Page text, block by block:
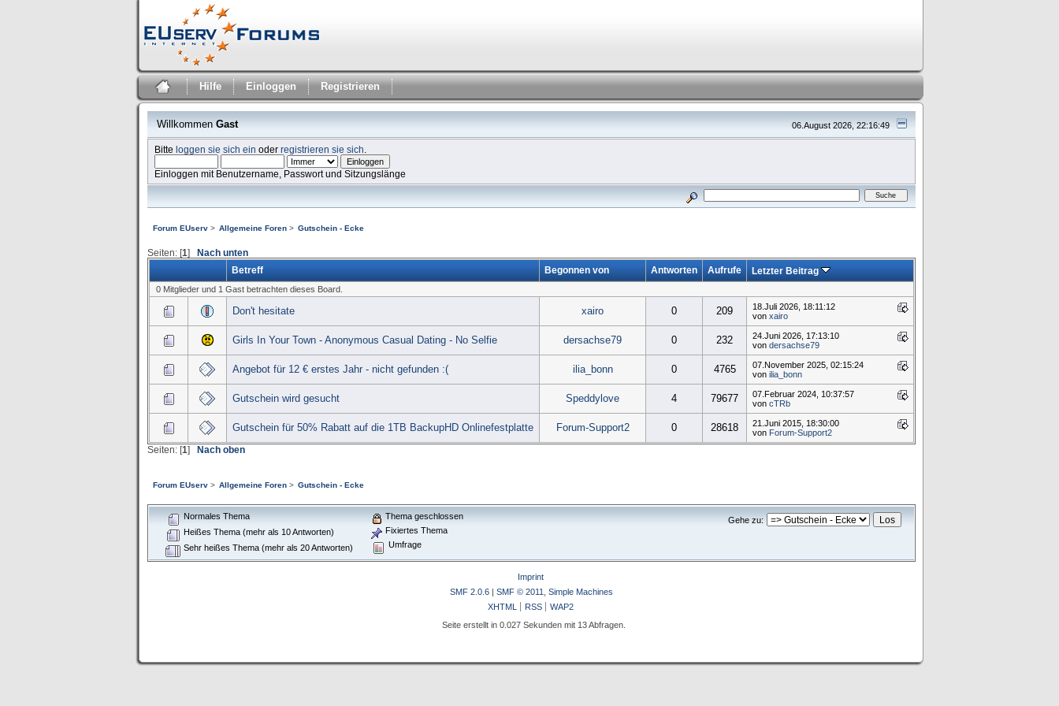
Hilfe Einloggen Registrieren
06.August 2026, 22:16:49
Willkommen Gast
Bitteloggen sie sich ein oderregistrieren sie sich
Einloggen mit Benutzername, Passwort und Sitzungslänge
Forum EUserv> Allgemeine Foren> Gutschein - Ecke
Seiten: [1]
Nach unten
Betreff
Begonnen von Antworten Aufrufe Letzter Beitrag
0 Mitglieder und 1 Gast betrachten dieses Board.
Don't hesitate xairo 0 209
18.Juli 2026, 18:11:12
von xairo
Girls In Your Town - Anonymous Casual Dating - No Selfie dersachse79 0 232
24.Juni 2026, 17:13:10
von dersachse79
Angebot für 12 € erstes Jahr - nicht gefunden :( ilia_bonn 0 4765
07.November 2025, 02:15:24
von ilia_bonn
Gutschein wird gesucht Speddylove 4 79677
07.Februar 2024, 10:37:57
von cTRb
Gutschein für 50% Rabatt auf die 1TB BackupHD Onlinefestplatte Forum-Support2 0 28618
21.Juni 2015, 18:30:00
von Forum-Support2
Seiten: [1] Nach oben
Forum EUserv> Allgemeine Foren> Gutschein - Ecke
Gehe zu:
Normales Thema
Heißes Thema (mehr als 10 Antworten)
Sehr heißes Thema (mehr als 20 Antworten)
Thema geschlossen
Fixiertes Thema
Umfrage
Imprint
SMF 2.0.6 | SMF © 2011
Simple Machines
XHTML
RSS
WAP2
Seite erstellt in 0.027 Sekunden mit 13 Abfragen.